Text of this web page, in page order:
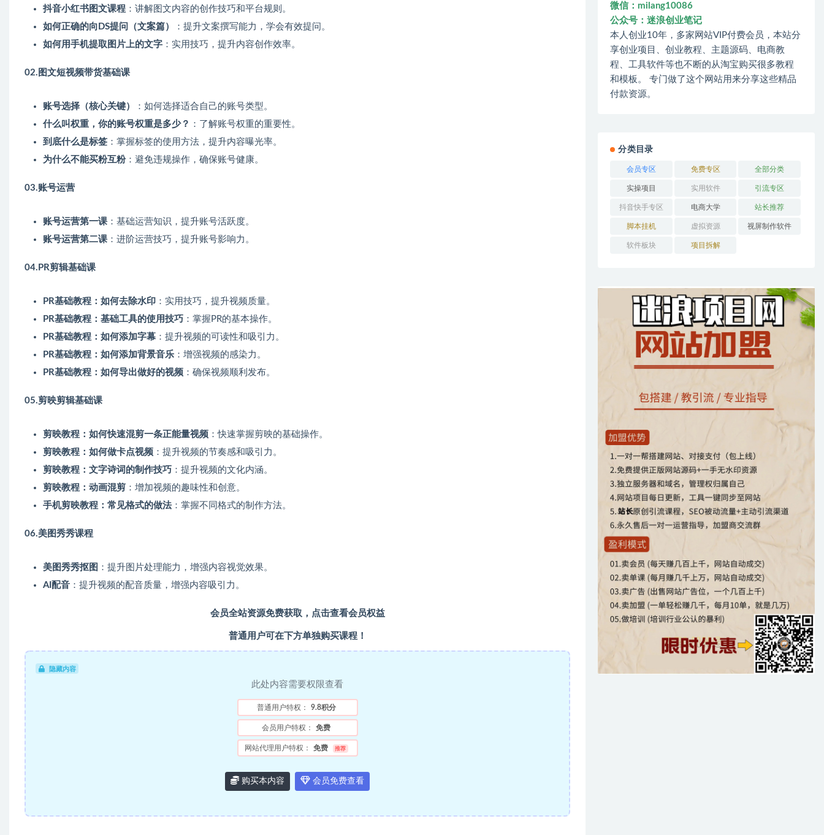
抖音小红书图文课程 ：讲解图文内容的创作技巧和平台规则。
如何正确的向DS提问（文案篇）
：提升文案撰写能力，学会有效提问。
如何用手机提取图片上的文字 ：实用技巧，提升内容创作效率。
02.图文短视频带货基础课
账号选择（核心关键）
：如何选择适合自己的账号类型。
什么叫权重，你的账号权重是多少？ ：了解账号权重的重要性。
到底什么是标签 ：掌握标签的使用方法，提升内容曝光率。
为什么不能买粉互粉：避免违规操作，确保账号健康。
03.账号运营
账号运营第一课 ：基础运营知识，提升账号活跃度。
账号运营第二课 ：进阶运营技巧，提升账号影响力。
04.PR剪辑基础课
PR基础教程：如何去除水印 ：实用技巧，提升视频质量。
PR基础教程：基础工具的使用技巧 ：掌握PR的基本操作。
PR基础教程：如何添加字幕 ：提升视频的可读性和吸引力。
PR基础教程：如何添加背景音乐 ：增强视频的感染力。
PR基础教程：如何导出做好的视频 ：确保视频顺利发布。
05.剪映剪辑基础课
剪映教程：如何快速混剪一条正能量视频 ：快速掌握剪映的基础操作。
剪映教程：如何做卡点视频 ：提升视频的节奏感和吸引力。
剪映教程：文字诗词的制作技巧 ：提升视频的文化内涵。
剪映教程：动画混剪 ：增加视频的趣味性和创意。
手机剪映教程：常见格式的做法：掌握不同格式的制作方法。
06.美图秀秀课程
美图秀秀抠图 ：提升图片处理能力，增强内容视觉效果。
AI配音 ：提升视频的配音质量，增强内容吸引力。
会员全站资源免费获取，点击查看会员权益
普通用户可在下方单独购买课程！
隐藏内容
此处内容需要权限查看
普通用户特权： 9.8积分
会员用户特权： 免费
网站代理用户特权： 免费 推荐
购买本内容 会员免费查看
微信：milang10086
公众号：迷浪创业笔记
本人创业10年，多家网站VIP付费会员，本站分
享创业项目、创业教程、主题源码、电商教
程、工具软件等也不断的从淘宝购买很多教程
和模板。 专门做了这个网站用来分享这些精品
付款资源。
分类目录
会员专区 免费专区 全部分类
实操项目 实用软件 引流专区
抖音快手专区 电商大学 站长推荐
脚本挂机 虚拟资源 视屏制作软件
软件板块 项目拆解